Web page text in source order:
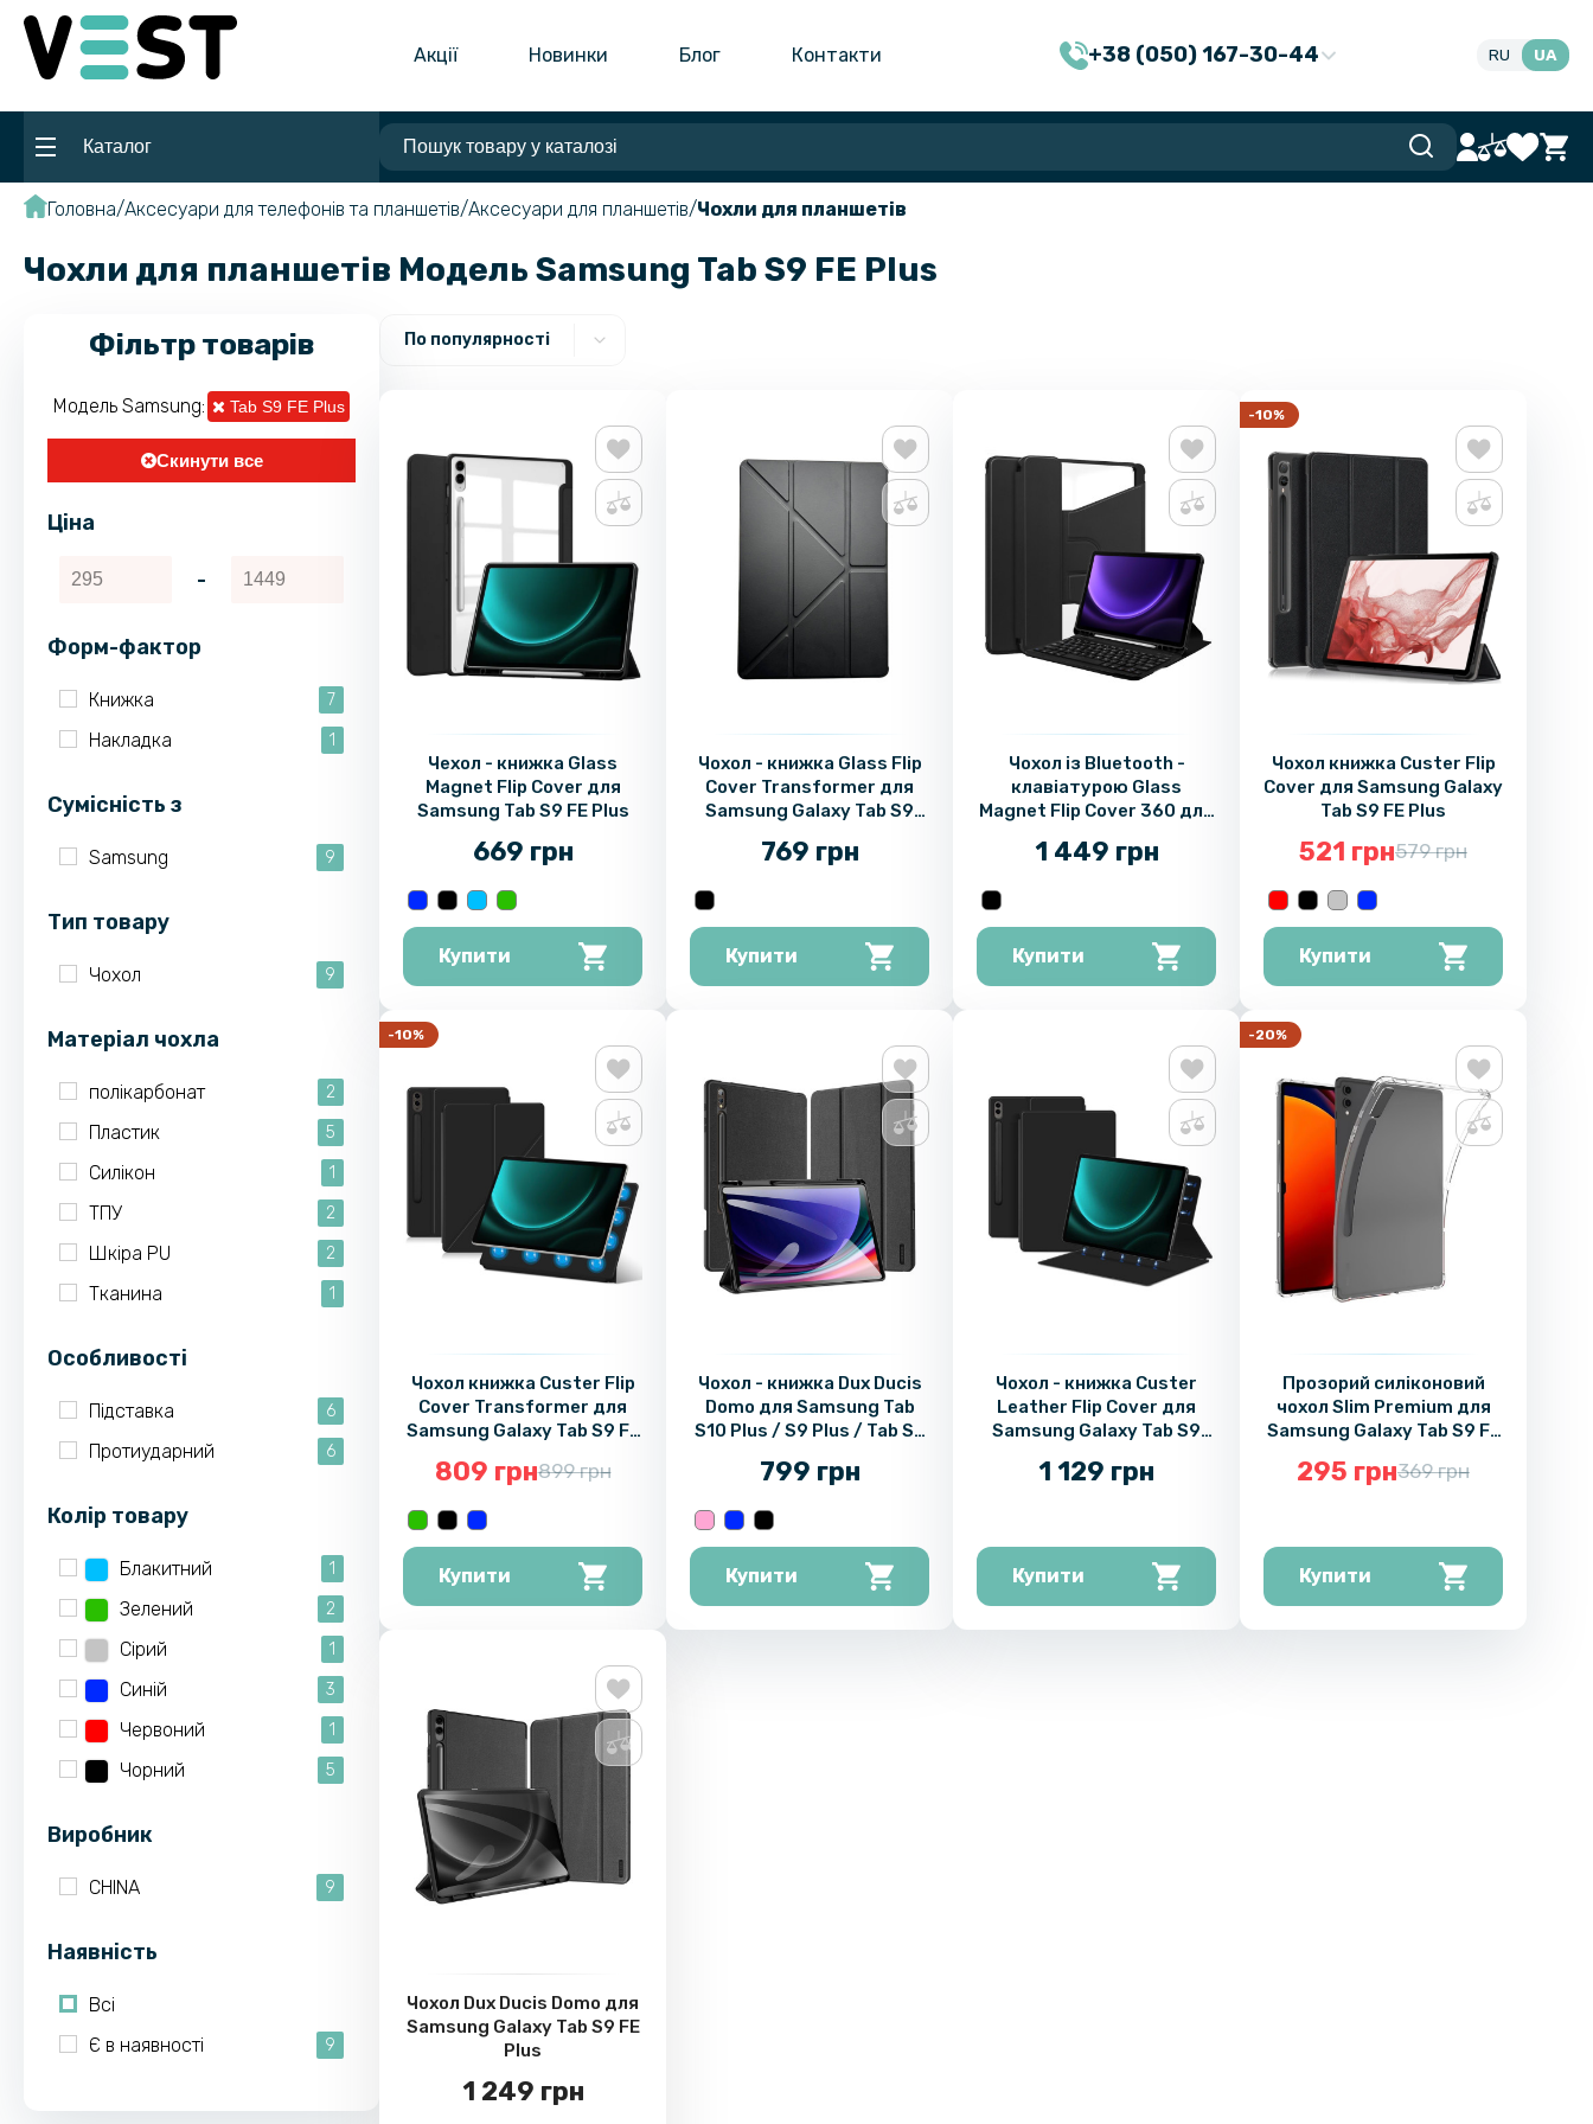
Акції Новинки Блог Контакти +38 (050) 167-30-44 RU UA
Каталог
Головна Аксесуари для телефонів та планшетів Аксесуари для планшетів Чохли для планшетів
Чохли для планшетів Модель Samsung Tab S9 FE Plus
Фільтр товарів
Модель Samsung: Tab S9 FE Plus
Скинути все
Ціна
-
Форм-фактор
Книжка 7
Накладка 1
Cумісність з
Samsung 9
Тип товару
Чохол 9
Матеріал чохла
полікарбонат 2
Пластик 5
Силікон 1
ТПУ 2
Шкіра PU 2
Тканина 1
Особливості
Підставка 6
Протиударний 6
Колір товару
Блакитний 1
Зелений 2
Сірий 1
Синій 3
Червоний 1
Чорний 5
Виробник
CHINA 9
Наявність
Всі
Є в наявності
9
По популярності
Чехол - книжка Glass
Magnet Flip Cover для
Samsung Tab S9 FE Plus
669 грн
Купити
Чохол - книжка Glass Flip
Cover Transformer для
Samsung Galaxy Tab S9
769 грн
Купити
Чохол із Bluetooth -
клавіатурою Glass
Magnet Flip Cover 360 для
Plus / S9 FE Plus
1 449 грн
Купити
-10%
Чохол книжка Custer Flip
Cover для Samsung Galaxy
Tab S9 FE Plus
521 грн579 грн
Купити
-10%
Чохол книжка Custer Flip
Cover Transformer для
Samsung Galaxy Tab S9 FE
809 грн899 грн
Купити
Чохол - книжка Dux Ducis
Domo для Samsung Tab
S10 Plus / S9 Plus / Tab S9
799 грн
Купити
Чохол - книжка Custer
Leather Flip Cover для
Samsung Galaxy Tab S9
1 129 грн
Купити
-20%
Прозорий силіконовий
чохол Slim Premium для
Samsung Galaxy Tab S9 FE
295 грн369 грн
Купити
Чохол Dux Ducis Domo для
Samsung Galaxy Tab S9 FE
Plus
1 249 грн